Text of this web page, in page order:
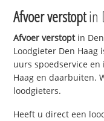
Afvoer verstoptin
Afvoer verstoptin
Loodgieter Den
uurs spoedservice
Haag en daarbuiten.
loodgieters.
Heeft u direct een